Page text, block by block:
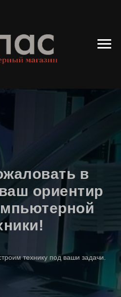
в
ориентир
технику под ваши задачи.